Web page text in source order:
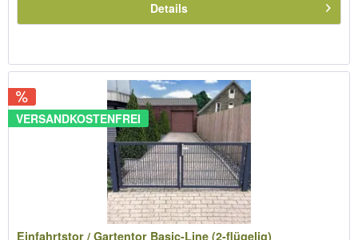
Details
VERSANDKOSTENFREI
Einfahrtstor / Gartentor Basic-Line (2-flügelig)